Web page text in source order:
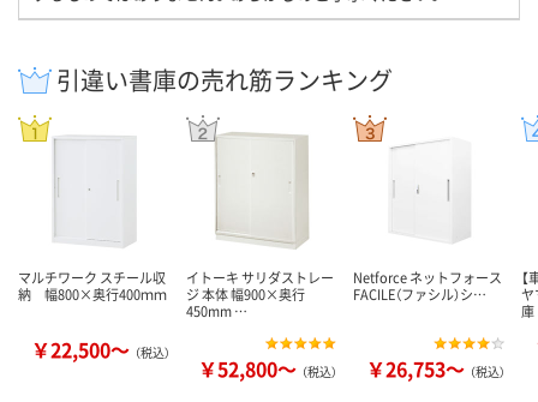
引違い書庫の売れ筋ランキング
マルチワーク スチール収
納 幅800×奥行400ｍｍ
￥22,500～ （税込）
イトーキ サリダストレー
ジ 本体 幅900×奥行
450mm …
￥52,800～ （税込）
Netforce ネットフォース
FACILE（ファシル）シ…
￥26,753～ （税込）
【
ヤ